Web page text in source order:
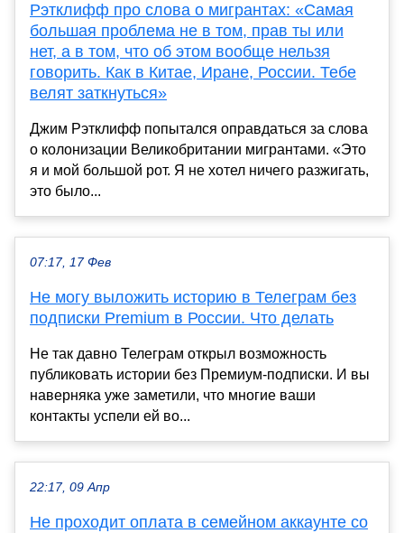
Рэтклифф про слова о мигрантах: «Самая
большая проблема не в том, прав ты или
нет, а в том, что об этом вообще нельзя
говорить. Как в Китае, Иране, России. Тебе
велят заткнуться»
Джим Рэтклифф попытался оправдаться за слова
о колонизации Великобритании мигрантами. «Это
я и мой большой рот. Я не хотел ничего разжигать,
это было...
07:17, 17 Фев
Не могу выложить историю в Телеграм без
подписки Premium в России. Что делать
Не так давно Телеграм открыл возможность
публиковать истории без Премиум-подписки. И вы
наверняка уже заметили, что многие ваши
контакты успели ей во...
22:17, 09 Апр
Не проходит оплата в семейном аккаунте со